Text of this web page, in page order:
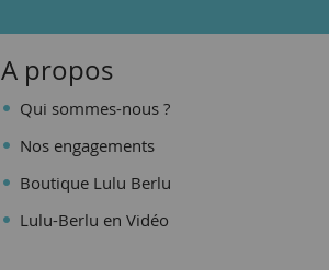
A propos
Qui sommes-nous ?
Nos engagements
Boutique Lulu Berlu
Lulu-Berlu en Vidéo